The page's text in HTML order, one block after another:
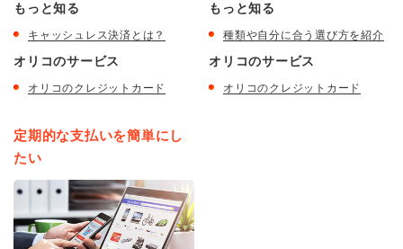
もっと知る
キャッシュレス決済とは？
オリコのサービス
オリコのクレジットカード
もっと知る
種類や自分に合う選び方を紹介
オリコのサービス
オリコのクレジットカード
定期的な支払いを簡単にし
たい